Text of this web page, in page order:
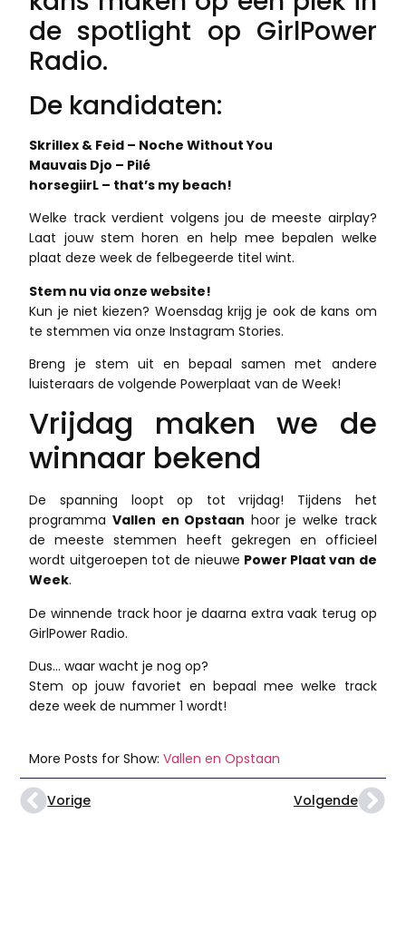
de spotlight op GirlPower
Radio.
De kandidaten:
Skrillex & Feid – Noche Without You
Mauvais Djo – Pilé
horsegiirL – that’s my beach!
Welke track verdient volgens jou de meeste airplay?
Laat jouw stem horen en help mee bepalen welke
plaat deze week de felbegeerde titel wint.
Stem nu via onze website!
Kun je niet kiezen? Woensdag krijg je ook de kans om
te stemmen via onze Instagram Stories.
Breng je stem uit en bepaal samen met andere
luisteraars de volgende Powerplaat van de Week!
Vrijdag maken we de
winnaar bekend
De spanning loopt op tot vrijdag! Tijdens het
programma Vallen en Opstaan hoor je welke track
de meeste stemmen heeft gekregen en officieel
wordt uitgeroepen tot de nieuwe Power Plaat van de
Week.
De winnende track hoor je daarna extra vaak terug op
GirlPower Radio.
Dus… waar wacht je nog op?
Stem op jouw favoriet en bepaal mee welke track
deze week de nummer 1 wordt!
More Posts for Show:Vallen en Opstaan
Vorige Volgende